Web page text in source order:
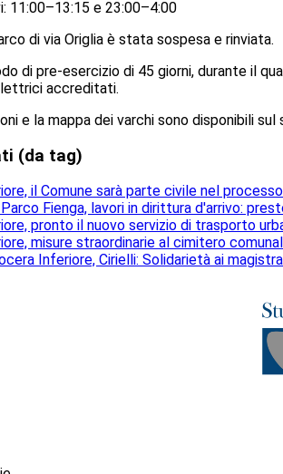
11:00–13:15 e 23:00–4:00
di via Origlia è stata sospesa e rinviata.
di pre-esercizio di 45 giorni, durante il
accreditati.
e la mappa dei varchi sono disponibili
(da tag)
il Comune sarà parte civile nel
Fienga, lavori in dirittura d'arrivo:
pronto il nuovo servizio di trasporto
misure straordinarie al cimitero
Inferiore, Cirielli: Solidarietà ai